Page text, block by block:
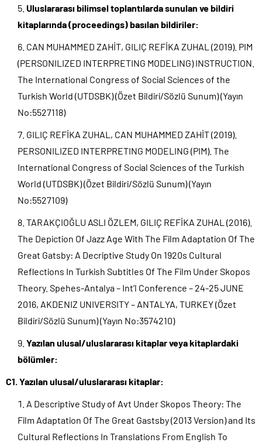
Uluslararası bilimsel toplantılarda sunulan ve bildiri
kitaplarında (proceedings) basılan bildiriler:
CAN MUHAMMED ZAHİT, GILIÇ REFİKA ZUHAL (2019). PIM
(PERSONILIZED INTERPRETING MODELING) INSTRUCTION.
The International Congress of Social Sciences of the
Turkish World (UTDSBK) (Özet Bildiri/Sözlü Sunum) (Yayın
No:5527118)
GILIÇ REFİKA ZUHAL, CAN MUHAMMED ZAHİT (2019).
PERSONILIZED INTERPRETING MODELING (PIM). The
International Congress of Social Sciences of the Turkish
World (UTDSBK) (Özet Bildiri/Sözlü Sunum) (Yayın
No:5527109)
TARAKÇIOĞLU ASLI ÖZLEM, GILIÇ REFİKA ZUHAL (2016).
The Depiction Of Jazz Age With The Film Adaptation Of The
Great Gatsby: A Decriptive Study On 1920s Cultural
Reflections In Turkish Subtitles Of The Film Under Skopos
Theory. Spehes-Antalya – Int’l Conference – 24-25 JUNE
2016, AKDENIZ UNIVERSITY – ANTALYA, TURKEY (Özet
Bildiri/Sözlü Sunum) (Yayın No:3574210)
Yazılan ulusal/uluslararası kitaplar veya kitaplardaki
bölümler:
C1. Yazılan ulusal/uluslararası kitaplar:
A Descriptive Study of Avt Under Skopos Theory: The
Film Adaptation Of The Great Gastsby (2013 Version) and Its
Cultural Reflections In Translations From English To